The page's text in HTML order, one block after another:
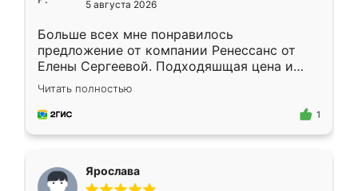
5 августа 2026
Больше всех мне понравилось
предложение от компании Ренессанс от
Елены Сергеевой. Подходяшщая цена и
короткие сроки изготовления. Приехавший
для замера сотрудник Владислав
предложил по моему эскизу самый
Читать полностью
1
Ярослава